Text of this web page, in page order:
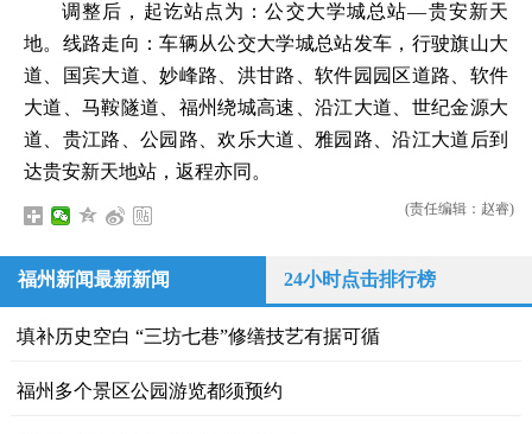
调整后，起讫站点为：公交大学城总站—贵安新天
地。线路走向：车辆从公交大学城总站发车，行驶旗山大
道、国宾大道、妙峰路、洪甘路、软件园园区道路、软件
大道、马鞍隧道、福州绕城高速、沿江大道、世纪金源大
道、贵江路、公园路、欢乐大道、雅园路、沿江大道后到
达贵安新天地站，返程亦同。
(责任编辑：赵睿)
福州新闻最新新闻 24小时点击排行榜
填补历史空白 “三坊七巷”修缮技艺有据可循
福州多个景区公园游览都须预约